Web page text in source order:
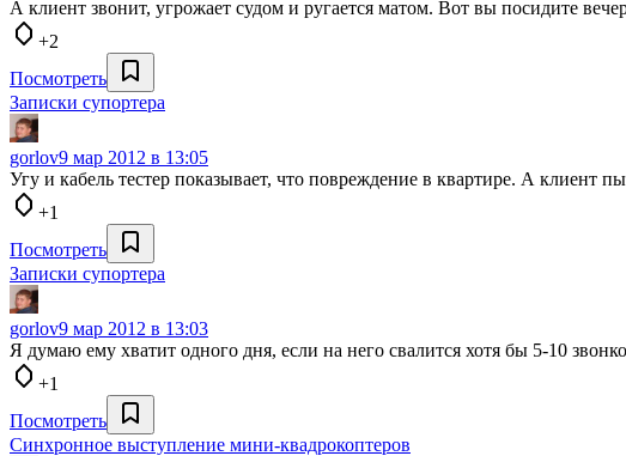
А клиент звонит, угрожает судом и ругается матом. Вот вы посидите
+2
Посмотреть
Записки супортера
gorlov9 мар 2012 в 13:05
Угу и кабель тестер показывает, что повреждение в квартире. А клиент
+1
Посмотреть
Записки супортера
gorlov9 мар 2012 в 13:03
Я думаю ему хватит одного дня, если на него свалится хотя бы 5-10
+1
Посмотреть
Синхронное выступление мини-квадрокоптеров